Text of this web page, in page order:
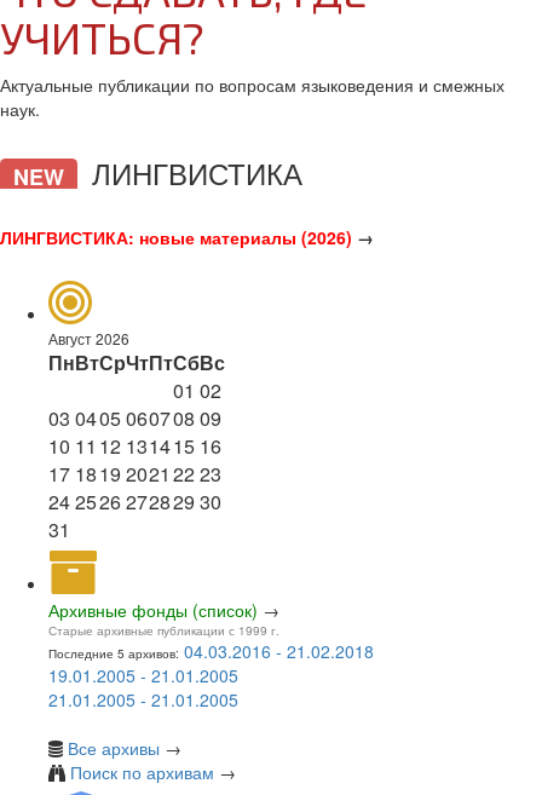
УЧИТЬСЯ?
Актуальные публикации по вопросам языковедения и смежных
наук.
NEW ЛИНГВИСТИКА
ЛИНГВИСТИКА: новые материалы (2026) →
Август 2026
ПнВтСрЧтПтСбВс
01 02
03 0405060708 09
10 11 12 131415 16
17 1819 2021 2223
242526272829 30
31
Архивные фонды (список) →
Старые архивные публикации с 1999 г.
Последние 5 архивов: 04.03.2016 - 21.02.2018
19.01.2005 - 21.01.2005
21.01.2005 - 21.01.2005
Все архивы →
Поиск по архивам →